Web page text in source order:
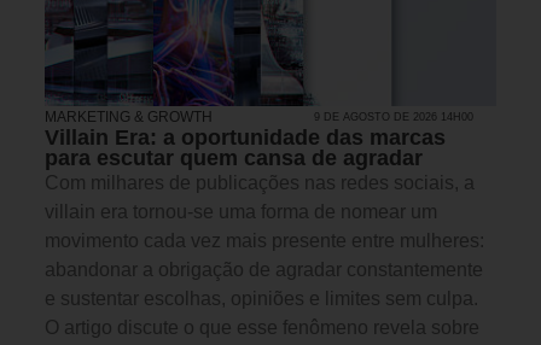
MARKETING & GROWTH 9 DE AGOSTO DE 2026 14H00
Villain Era: a oportunidade das marcas
para escutar quem cansa de agradar
Com milhares de publicações nas redes sociais, a
villain era tornou-se uma forma de nomear um
movimento cada vez mais presente entre mulheres:
abandonar a obrigação de agradar constantemente
e sustentar escolhas, opiniões e limites sem culpa.
O artigo discute o que esse fenômeno revela sobre